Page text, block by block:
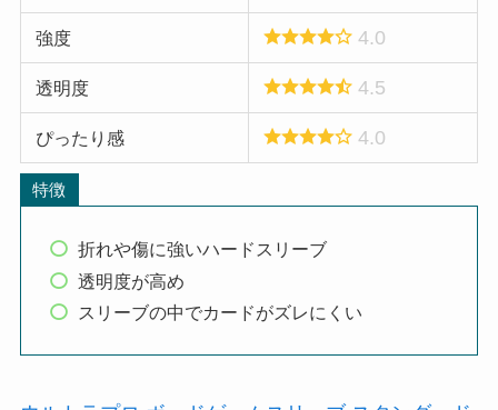
強度 4.0
透明度 4.5
ぴったり感 4.0
特徴
折れや傷に強いハードスリーブ
透明度が高め
スリーブの中でカードがズレにくい